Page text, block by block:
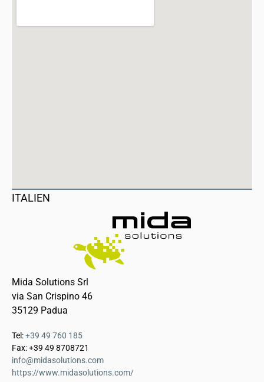
ITALIEN
Mida Solutions Srl
via San Crispino 46
35129 Padua
Tel:+39 49 760 185
Fax: +39 49 8708721
info@midasolutions.com
https://www.midasolutions.com/